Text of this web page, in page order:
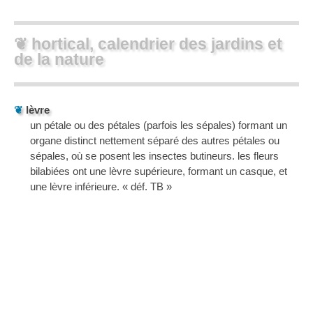
❦ hortical, calendrier des jardins et
de la nature
❦ lèvre
un pétale ou des pétales (parfois les sépales) formant un
organe distinct nettement séparé des autres pétales ou
sépales, où se posent les insectes butineurs. les fleurs
bilabiées ont une lèvre supérieure, formant un casque, et
une lèvre inférieure. « déf. TB »